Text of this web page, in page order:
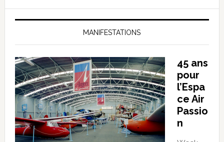
MANIFESTATIONS
45 ans
pour
l’Espa
ce Air
Passio
n